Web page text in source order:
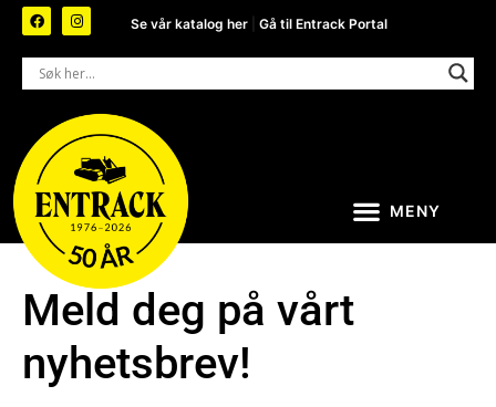
Se vår katalog her |Gå til Entrack Portal
Meld deg på vårt
nyhetsbrev!